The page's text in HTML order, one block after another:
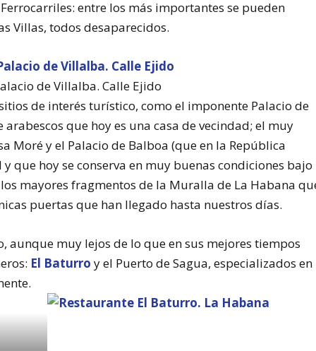
entre los más importantes se pueden
Villas, todos desaparecidos.
de Villalba. Calle Ejido
de interés turístico, como el imponente Palacio de
que hoy es una casa de vecindad; el muy
Moré y el Palacio de Balboa (que en la República
que hoy se conserva en muy buenas condiciones bajo
mayores fragmentos de la Muralla de La Habana
puertas que han llegado hasta nuestros días.
aunque muy lejos de lo que en sus mejores tiempos
El Baturro y el Puerto de Sagua, especializados en